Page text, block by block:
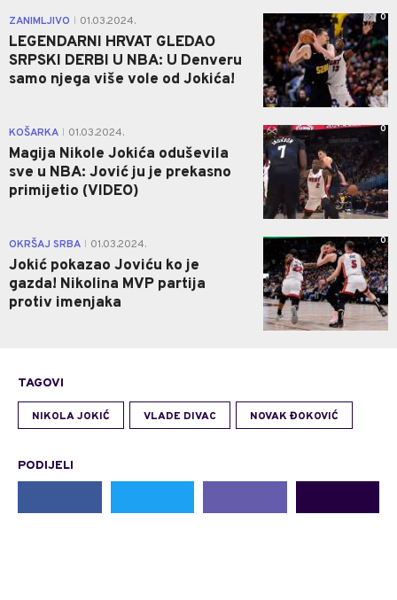
ZANIMLJIVO 01.03.2024.
LEGENDARNI HRVAT GLEDAO
SRPSKI DERBI U NBA: U Denveru
samo njega više vole od Jokića!
0
KOŠARKA 01.03.2024.
Magija Nikole Jokića oduševila
sve u NBA: Jović ju je prekasno
primijetio (VIDEO)
0
OKRŠAJ SRBA 01.03.2024.
Jokić pokazao Joviću ko je
gazda! Nikolina MVP partija
protiv imenjaka
0
TAGOVI
NIKOLA JOKIĆ VLADE DIVAC NOVAK ĐOKOVIĆ
PODIJELI